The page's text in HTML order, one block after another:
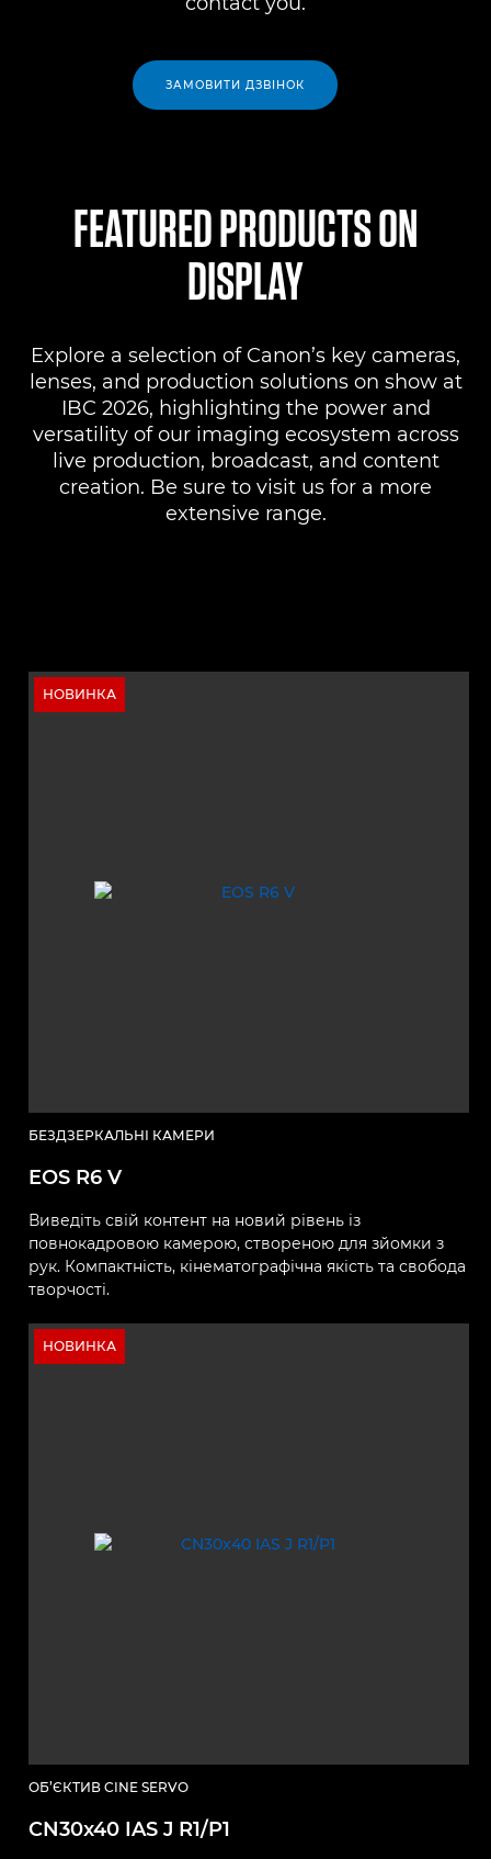
ЗАМОВИТИ ДЗВІНОК
FEATURED PRODUCTS ON
DISPLAY
Explore a selection of Canon’s key cameras,
lenses, and production solutions on show at
IBC 2026, highlighting the power and
versatility of our imaging ecosystem across
live production, broadcast, and content
creation. Be sure to visit us for a more
extensive range.
НОВИНКА
БЕЗДЗЕРКАЛЬНІ КАМЕРИ
EOS R6 V
Виведіть свій контент на новий рівень із
повнокадровою камерою, створеною для зйомки з
рук. Компактність, кінематографічна якість та свобода
творчості.
НОВИНКА
ОБ’ЄКТИВ CINE SERVO
CN30x40 IAS J R1/P1